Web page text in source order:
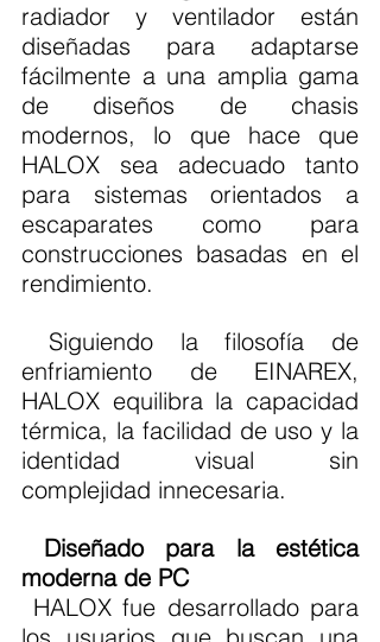
radiador y ventilador están
diseñadas para adaptarse
fácilmente a una amplia gama
de diseños de chasis
modernos, lo que hace que
HALOX sea adecuado tanto
para sistemas orientados a
escaparates como para
construcciones basadas en el
rendimiento.
enfriamiento de EINAREX,
HALOX equilibra la capacidad
térmica, la facilidad de uso y la
identidad visual sin
complejidad innecesaria.
Diseñado para la estética
moderna de PC